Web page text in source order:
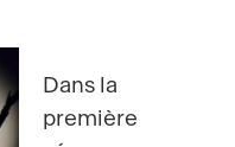
Dans la
première